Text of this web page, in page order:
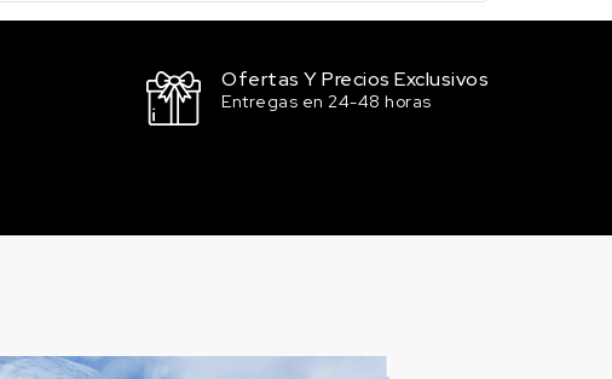
Ofertas Y Precios Exclusivos
Entregas en 24-48 horas